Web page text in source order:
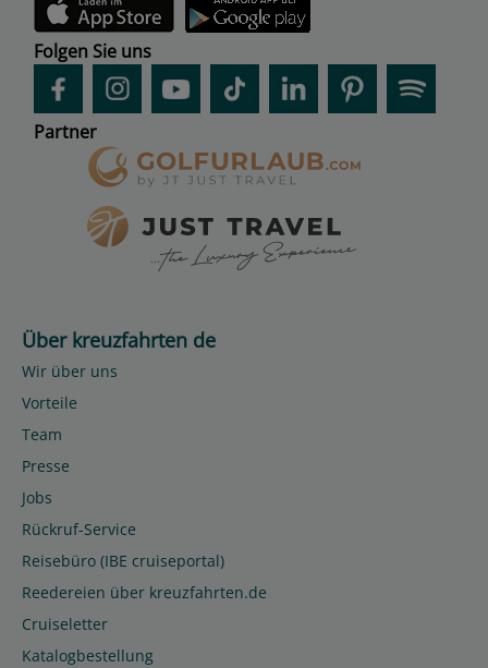
Folgen Sie uns
Partner
Über kreuzfahrten de
Wir über uns
Vorteile
Team
Presse
Jobs
Rückruf-Service
Reisebüro (IBE cruiseportal)
Reedereien über kreuzfahrten.de
Cruiseletter
Katalogbestellung